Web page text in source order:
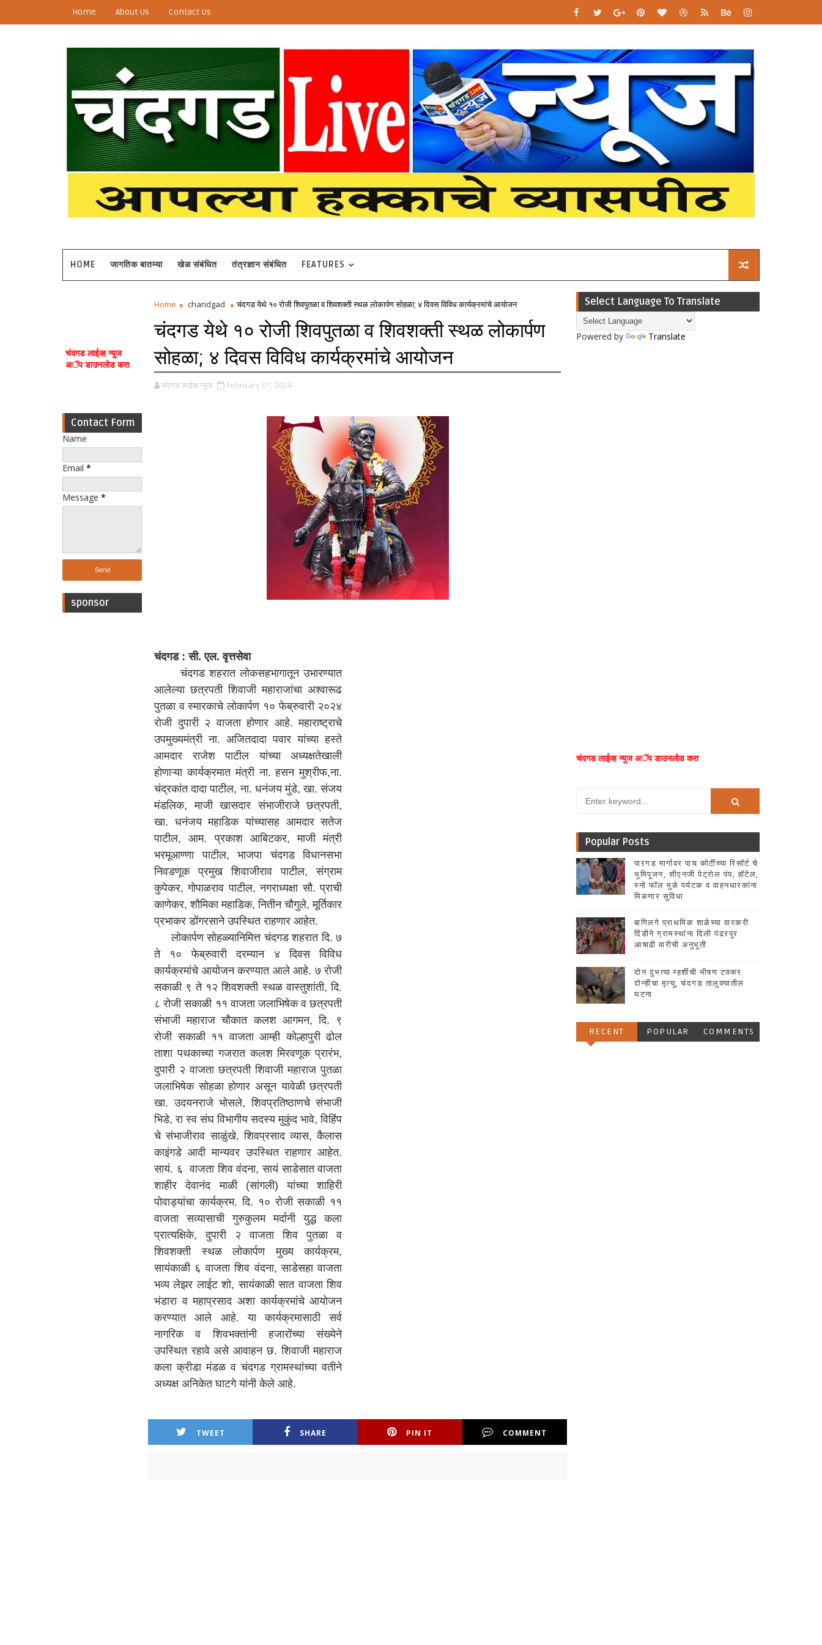
Home About Us Contact Us
HOME जागतिक बातम्या खेळ संबंधित तंत्रज्ञान संबंधित FEATURES
चंदगड लाईव्ह न्युज
अॅप डाउनलोड करा
Contact Form
Name
Email *
Message *
sponsor
Home chandgad चंदगड येथे १० रोजी शिवपुतळा व शिवशक्ती स्थळ लोकार्पण सोहळा; ४ दिवस विविध कार्यक्रमांचे आयोजन
चंदगड येथे १० रोजी शिवपुतळा व शिवशक्ती स्थळ लोकार्पण
सोहळा; ४ दिवस विविध कार्यक्रमांचे आयोजन
चंदगड लाईव्ह न्युज February 07, 2024
चंदगड : सी. एल. वृत्तसेवा
चंदगड शहरात लोकसहभागातून उभारण्यात
आलेल्या छत्रपती शिवाजी महाराजांचा अश्वारूढ
पुतळा व स्मारकाचे लोकार्पण १० फेब्रुवारी २०२४
रोजी दुपारी २ वाजता होणार आहे. महाराष्ट्राचे
उपमुख्यमंत्री ना. अजितदादा पवार यांच्या हस्ते
आमदार राजेश पाटील यांच्या अध्यक्षतेखाली
होणाऱ्या कार्यक्रमात मंत्री ना. हसन मुश्रीफ,ना.
चंद्रकांत दादा पाटील, ना. धनंजय मुंडे, खा. संजय
मंडलिक, माजी खासदार संभाजीराजे छत्रपती,
खा. धनंजय महाडिक यांच्यासह आमदार सतेज
पाटील, आम. प्रकाश आबिटकर, माजी मंत्री
भरमूआण्णा पाटील, भाजपा चंदगड विधानसभा
निवडणूक प्रमुख शिवाजीराव पाटील, संग्राम
कुपेकर, गोपाळराव पाटील, नगराध्यक्षा सौ. प्राची
काणेकर, शौमिका महाडिक, नितीन चौगुले, मूर्तिकार
प्रभाकर डोंगरसाने उपस्थित राहणार आहेत.
लोकार्पण सोहळ्यानिमित्त चंदगड शहरात दि. ७
ते १० फेब्रुवारी दरम्यान ४ दिवस विविध
कार्यक्रमांचे आयोजन करण्यात आले आहे. ७ रोजी
सकाळी ९ ते १२ शिवशक्ती स्थळ वास्तुशांती, दि.
८ रोजी सकाळी ११ वाजता जलाभिषेक व छत्रपती
संभाजी महाराज चौकात कलश आगमन, दि. ९
रोजी सकाळी ११ वाजता आम्ही कोल्हापुरी ढोल
ताशा पथकाच्या गजरात कलश मिरवणूक प्रारंभ,
दुपारी २ वाजता छत्रपती शिवाजी महाराज पुतळा
जलाभिषेक सोहळा होणार असून यावेळी छत्रपती
खा. उदयनराजे भोसले, शिवप्रतिष्ठाणचे संभाजी
भिडे, रा स्व संघ विभागीय सदस्य मुकुंद भावे, विहिंप
चे संभाजीराव साळुंखे, शिवप्रसाद व्यास, कैलास
काइंगडे आदी मान्यवर उपस्थित राहणार आहेत.
सायं. ६ वाजता शिव वंदना, सायं साडेसात वाजता
शाहीर देवानंद माळी (सांगली) यांच्या शाहिरी
पोवाड्यांचा कार्यक्रम. दि. १० रोजी सकाळी ११
वाजता सव्यासाची गुरुकुलम मर्दानी युद्ध कला
प्रात्यक्षिके, दुपारी २ वाजता शिव पुतळा व
शिवशक्ती स्थळ लोकार्पण मुख्य कार्यक्रम,
सायंकाळी ६ वाजता शिव वंदना, साडेसहा वाजता
भव्य लेझर लाईट शो, सायंकाळी सात वाजता शिव
भंडारा व महाप्रसाद अशा कार्यक्रमांचे आयोजन
करण्यात आले आहे. या कार्यक्रमासाठी सर्व
नागरिक व शिवभक्तांनी हजारोंच्या संख्येने
उपस्थित रहावे असे आवाहन छ. शिवाजी महाराज
कला क्रीडा मंडळ व चंदगड ग्रामस्थांच्या वतीने
अध्यक्ष अनिकेत घाटगे यांनी केले आहे.
TWEET SHARE PIN IT COMMENT
Select Language To Translate
Powered by Translate
चंदगड लाईव्ह न्युज अॅप डाउनलोड करा
Popular Posts
पारगड मार्गावर पाच कोटींच्या रिसॉर्ट चे
भूमिपूजन, सीएनजी पेट्रोल पंप, हॉटेल,
स्नो फॉल मुळे पर्यटक व वाहनधारकांना
मिळणार सुविधा
बागिलगे प्राथमिक शाळेच्या वारकरी
दिंडीने ग्रामस्थांना दिली पंढरपूर
आषाढी वारीची अनुभूती
दोन दुभत्या म्हशींची भीषण टक्कर
दोन्हींचा मृत्यू, चंदगड तालुक्यातील
घटना
RECENT POPULAR COMMENTS